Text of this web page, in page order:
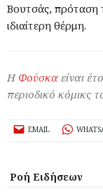
Βουτσάς, πρόταση
ιδιαίτερη θέρμη.
Η Φούσκα είναι
περιοδικό κόμικς
EMAIL
Ροή Ειδήσεων